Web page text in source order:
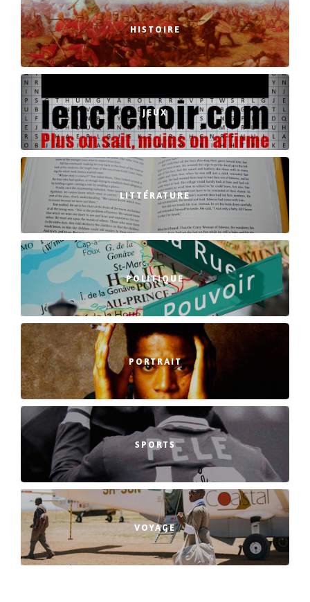
HISTOIRE
JEUX
LITTÉRATURE
POLITIQUE
PORTRAIT
SPORTS
VOYAGE